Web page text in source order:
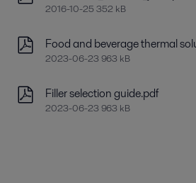
2016-10-25 352 kB
Food and beverage thermal
2023-06-23 963 kB
Filler selection guide.pdf
2023-06-23 963 kB